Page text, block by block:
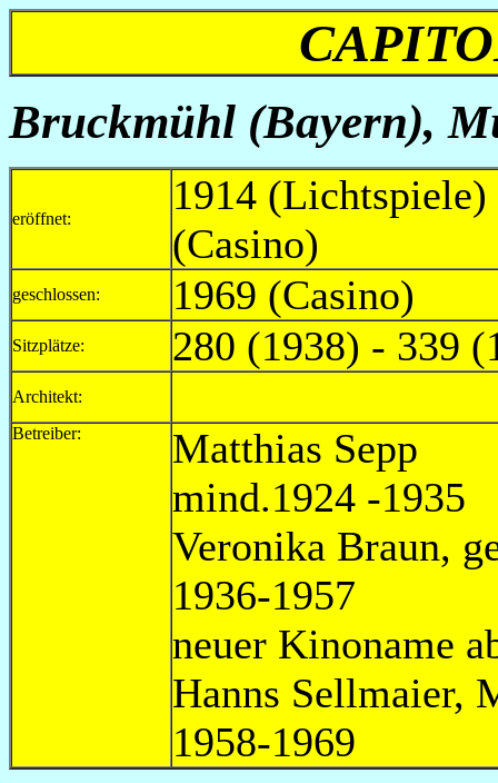
Bruckmühl (Bayern),
eröffnet:
1914
(Casino)
geschlossen: 1969 (Casino)
Sitzplätze: 280 (1938) - 339
Architekt:
Betreiber:
mind.1924 -
Veronika
1936-1957
neuer Kinoname
Hanns
1958-1969